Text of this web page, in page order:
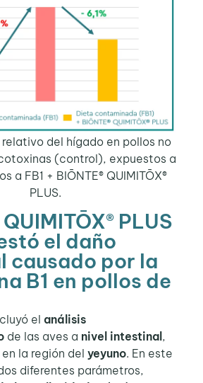
relativo del hígado en pollos no
(control), expuestos a
a FB1 + BIŌNTE® QUIMITŌX®
PLUS.
PLUS
el daño
causado por la
B1 en pollos de
el análisis
de las aves a nivel intestinal,
la región del yeyuno. En este
diferentes parámetros,